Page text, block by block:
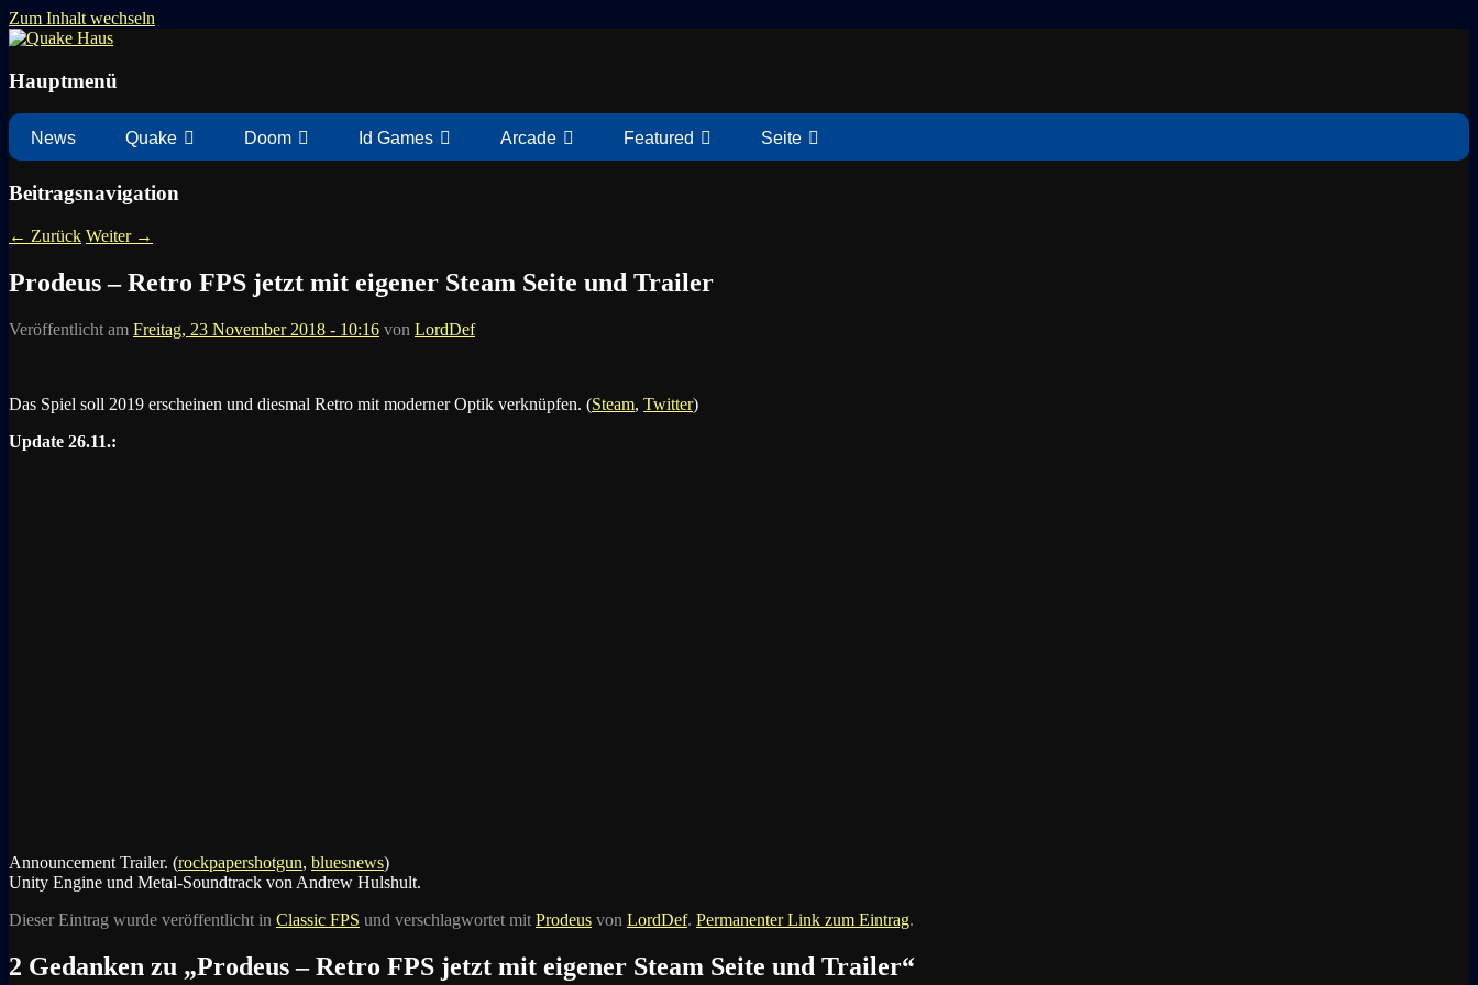
Zum Inhalt wechseln
Quake Haus
Hauptmenü
News Quake Doom Id Games Arcade Featured Seite
Beitragsnavigation
← Zurück Weiter →
Prodeus – Retro FPS jetzt mit eigener Steam Seite und Trailer
Veröffentlicht am Freitag, 23 November 2018 - 10:16 von LordDef
Das Spiel soll 2019 erscheinen und diesmal Retro mit moderner Optik verknüpfen. (Steam, Twitter)
Update 26.11.:
Announcement Trailer. (rockpapershotgun, bluesnews)
Unity Engine und Metal-Soundtrack von Andrew Hulshult.
Dieser Eintrag wurde veröffentlicht in Classic FPS und verschlagwortet mit Prodeus von LordDef. Permanenter Link zum Eintrag.
2 Gedanken zu „Prodeus – Retro FPS jetzt mit eigener Steam Seite und Trailer“